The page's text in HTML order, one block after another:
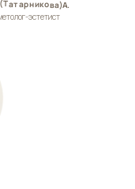
эстетист